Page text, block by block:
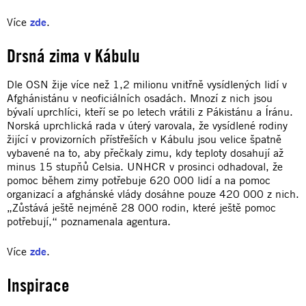
Více zde.
Drsná zima v Kábulu
Dle OSN žije více než 1,2 milionu vnitřně vysídlených lidí v
Afghánistánu v neoficiálních osadách. Mnozí z nich jsou
bývalí uprchlíci, kteří se po letech vrátili z Pákistánu a Íránu.
Norská uprchlická rada v úterý varovala, že vysídlené rodiny
žijící v provizorních přístřeších v Kábulu jsou velice špatně
vybavené na to, aby přečkaly zimu, kdy teploty dosahují až
minus 15 stupňů Celsia. UNHCR v prosinci odhadoval, že
pomoc během zimy potřebuje 620 000 lidí a na pomoc
organizací a afghánské vlády dosáhne pouze 420 000 z nich.
„Zůstává ještě nejméně 28 000 rodin, které ještě pomoc
potřebují,“ poznamenala agentura.
Více zde.
Inspirace